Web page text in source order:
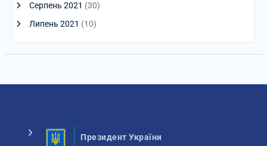
Серпень 2021 (30)
Липень 2021 (10)
Президент України